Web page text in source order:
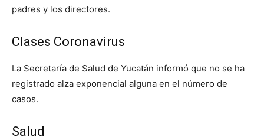
padres y los directores.
Clases Coronavirus
La Secretaría de Salud de Yucatán informó que no se ha
registrado alza exponencial alguna en el número de
casos.
Salud